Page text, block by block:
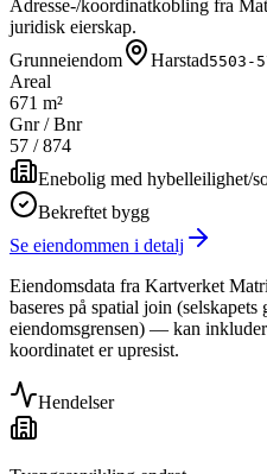
Adresse-/koordinatkobling fra
juridisk eierskap.
Grunneiendom
Harstad5503-
Areal
671 m²
Gnr / Bnr
57 /874
Enebolig med hybelleilighet/
Bekreftet bygg
Se eiendommen i detalj
Eiendomsdata fra Kartverket
baseres på spatial join
eiendomsgrensen) — kan
koordinatet er upresist.
Hendelser